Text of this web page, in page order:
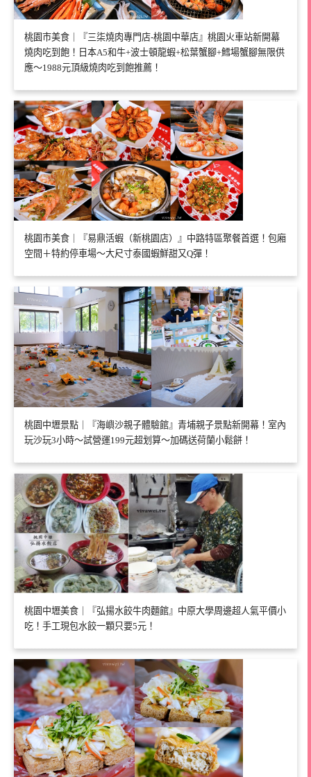
桃園市美食｜『三柒燒肉專門店-桃園中華店』桃園火車站新開幕
燒肉吃到飽！日本A5和牛+波士頓龍蝦+松葉蟹腳+鱈場蟹腳無限供
應～1988元頂級燒肉吃到飽推薦！
桃園市美食｜『易鼎活蝦（新桃園店）』中路特區聚餐首選！包廂
空間＋特約停車場～大尺寸泰國蝦鮮甜又Q彈！
桃園中壢景點｜『海嶼沙親子體驗館』青埔親子景點新開幕！室內
玩沙玩3小時～試營運199元超划算～加碼送荷蘭小鬆餅！
桃園中壢美食｜『弘揚水餃牛肉麵館』中原大學周邊超人氣平價小
吃！手工現包水餃一顆只要5元！